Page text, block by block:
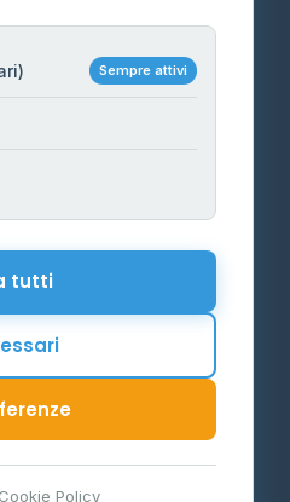
Sempre attivi
tutti
Cookie Policy